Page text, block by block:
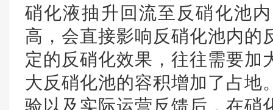
硝化液抽升回流至反硝化池
高，会直接影响反硝化池内的
定的反硝化效果，往往需要加
大反硝化池的容积增加了占地
验以及实际运营反馈后，在硝